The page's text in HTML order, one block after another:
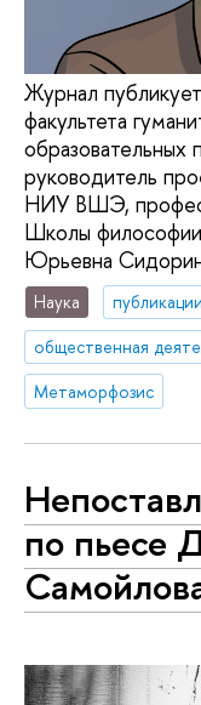
Журнал
факультета
руководитель
НИУ ВШЭ,
Школы философии
Юрьевна
Наука
публикации
общественная
Метаморфозис
по пьесе